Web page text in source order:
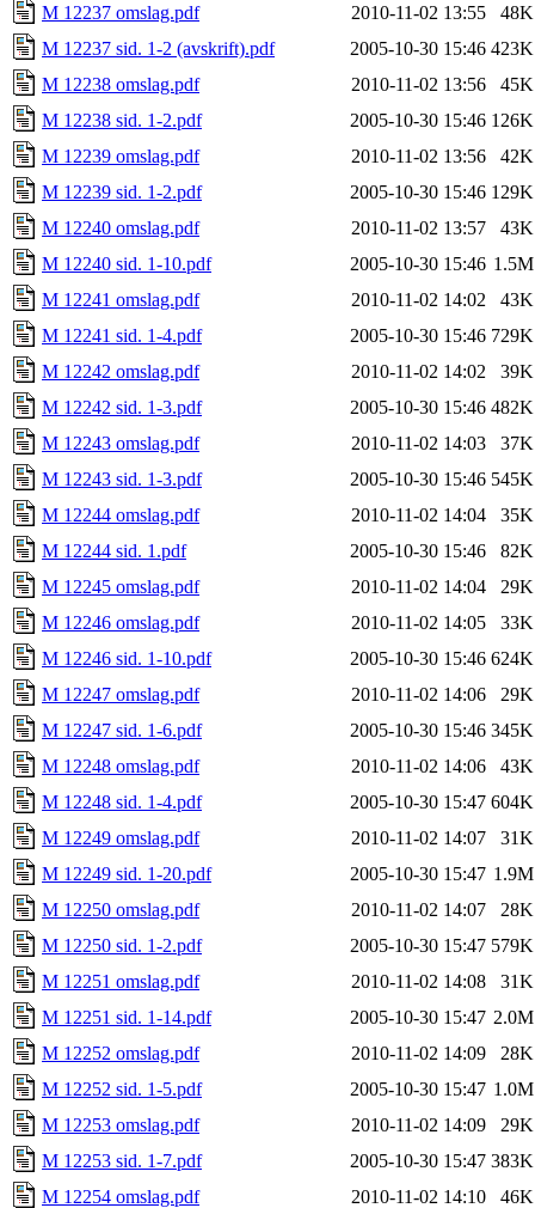
M 12237 omslag.pdf
2010-11-02 13:55
48K
M 12237 sid. 1-2 (avskrift).pdf
2005-10-30 15:46 423K
M 12238 omslag.pdf
2010-11-02 13:56
45K
M 12238 sid. 1-2.pdf
2005-10-30 15:46 126K
M 12239 omslag.pdf
2010-11-02 13:56
42K
M 12239 sid. 1-2.pdf
2005-10-30 15:46 129K
M 12240 omslag.pdf
2010-11-02 13:57
43K
M 12240 sid. 1-10.pdf
2005-10-30 15:46 1.5M
M 12241 omslag.pdf
2010-11-02 14:02
43K
M 12241 sid. 1-4.pdf
2005-10-30 15:46 729K
M 12242 omslag.pdf
2010-11-02 14:02
39K
M 12242 sid. 1-3.pdf
2005-10-30 15:46 482K
M 12243 omslag.pdf
2010-11-02 14:03
37K
M 12243 sid. 1-3.pdf
2005-10-30 15:46 545K
M 12244 omslag.pdf
2010-11-02 14:04
35K
M 12244 sid. 1.pdf
2005-10-30 15:46
82K
M 12245 omslag.pdf
2010-11-02 14:04
29K
M 12246 omslag.pdf
2010-11-02 14:05
33K
M 12246 sid. 1-10.pdf
2005-10-30 15:46 624K
M 12247 omslag.pdf
2010-11-02 14:06
29K
M 12247 sid. 1-6.pdf
2005-10-30 15:46 345K
M 12248 omslag.pdf
2010-11-02 14:06
43K
M 12248 sid. 1-4.pdf
2005-10-30 15:47 604K
M 12249 omslag.pdf
2010-11-02 14:07
31K
M 12249 sid. 1-20.pdf
2005-10-30 15:47 1.9M
M 12250 omslag.pdf
2010-11-02 14:07
28K
M 12250 sid. 1-2.pdf
2005-10-30 15:47 579K
M 12251 omslag.pdf
2010-11-02 14:08
31K
M 12251 sid. 1-14.pdf
2005-10-30 15:47 2.0M
M 12252 omslag.pdf
2010-11-02 14:09
28K
M 12252 sid. 1-5.pdf
2005-10-30 15:47 1.0M
M 12253 omslag.pdf
2010-11-02 14:09
29K
M 12253 sid. 1-7.pdf
2005-10-30 15:47 383K
M 12254 omslag.pdf
2010-11-02 14:10
46K